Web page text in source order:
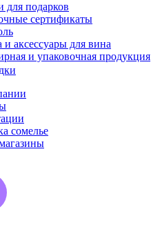
для подарков
сертификаты
и аксессуары для вина
и упаковочная продукция
сомелье